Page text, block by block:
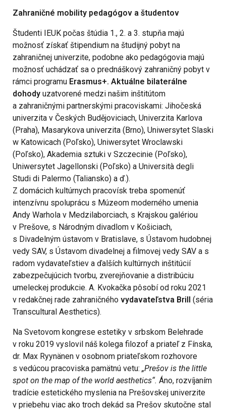
Zahraničné mobility pedagógov a študentov
Študenti IEUK počas štúdia 1., 2. a 3. stupňa majú
možnosť získať štipendium na študijný pobyt na
zahraničnej univerzite, podobne ako pedagógovia majú
možnosť uchádzať sa o prednáškový zahraničný pobyt v
rámci programu Erasmus+. Aktuálne bilaterálne
dohody uzatvorené medzi našim inštitútom
a zahraničnými partnerskými pracoviskami: Jihočeská
univerzita v Českých Budějoviciach, Univerzita Karlova
(Praha), Masarykova univerzita (Brno), Uniwersytet Slaski
w Katowicach (Poľsko), Uniwersytet Wroclawski
(Poľsko), Akademia sztuki v Szczecinie (Poľsko),
Uniwersytet Jagellonski (Poľsko) a Università degli
Studi di Palermo (Taliansko) a ď.).
Z domácich kultúrnych pracovísk treba spomenúť
intenzívnu spoluprácu s Múzeom moderného umenia
Andy Warhola v Medzilaborciach, s Krajskou galériou
v Prešove, s Národným divadlom v Košiciach,
s Divadelným ústavom v Bratislave, s Ústavom hudobnej
vedy SAV, s Ústavom divadelnej a filmovej vedy SAV a s
radom vydavateľstiev a ďalších kultúrnych inštitúcií
zabezpečujúcich tvorbu, zverejňovanie a distribúciu
umeleckej produkcie. A. Kvokačka pôsobí od roku 2021
v redakčnej rade zahraničného vydavateľstva Brill (séria
Transcultural Aesthetics).
Na Svetovom kongrese estetiky v srbskom Belehrade
v roku 2019 vyslovil náš kolega filozof a priateľ z Fínska,
dr. Max Ryynänen v osobnom priateľskom rozhovore
s vedúcou pracoviska pamätnú vetu: „Prešov is the little
spot on the map of the world aesthetics“. Áno, rozvíjaním
tradície estetického myslenia na Prešovskej univerzite
v priebehu viac ako troch dekád sa Prešov skutočne stal